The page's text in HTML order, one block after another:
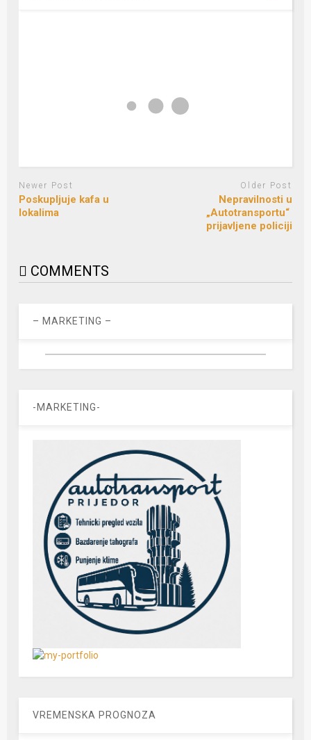
Newer Post
Poskupljuje kafa u
lokalima
Older Post
Nepravilnosti u
„Autotransportu“
prijavljene policiji
COMMENTS
– MARKETING –
-MARKETING-
VREMENSKA PROGNOZA